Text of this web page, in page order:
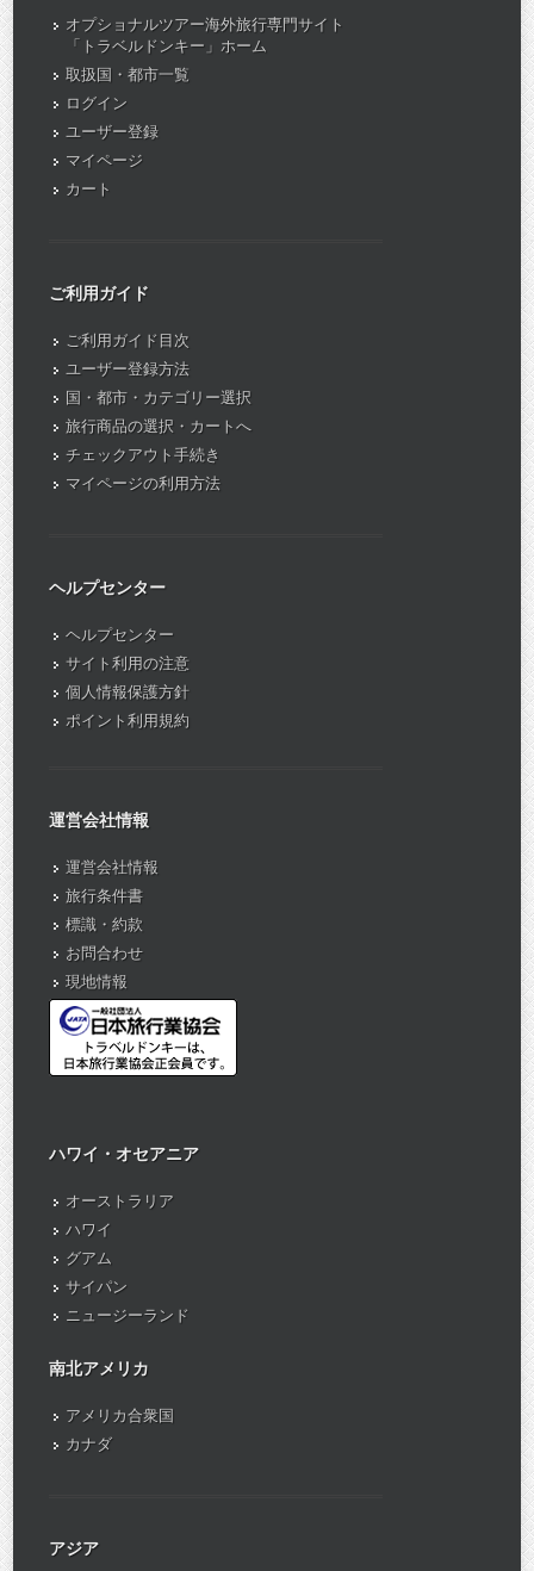
オプショナルツアー海外旅行専門サイト
「トラベルドンキー」ホーム
取扱国・都市一覧
ログイン
ユーザー登録
マイページ
カート
ご利用ガイド
ご利用ガイド目次
ユーザー登録方法
国・都市・カテゴリー選択
旅行商品の選択・カートへ
チェックアウト手続き
マイページの利用方法
ヘルプセンター
ヘルプセンター
サイト利用の注意
個人情報保護方針
ポイント利用規約
運営会社情報
運営会社情報
旅行条件書
標識・約款
お問合わせ
現地情報
ハワイ・オセアニア
オーストラリア
ハワイ
グアム
サイパン
ニュージーランド
南北アメリカ
アメリカ合衆国
カナダ
アジア